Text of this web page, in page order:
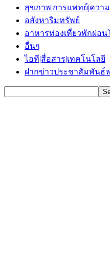
สุขภาพ|การแพทย์|ควา
อสังหาริมทรัพย์
อาหารท่องเที่ยวพักผ่อน
อื่นๆ
ไอที|สื่อสาร|เทคโนโลยี
ฝากข่าวประชาสัมพันธ์